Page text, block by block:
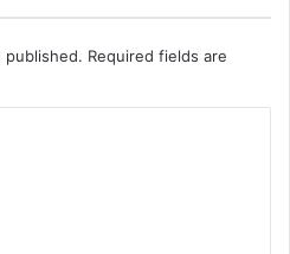
published. Required fields are